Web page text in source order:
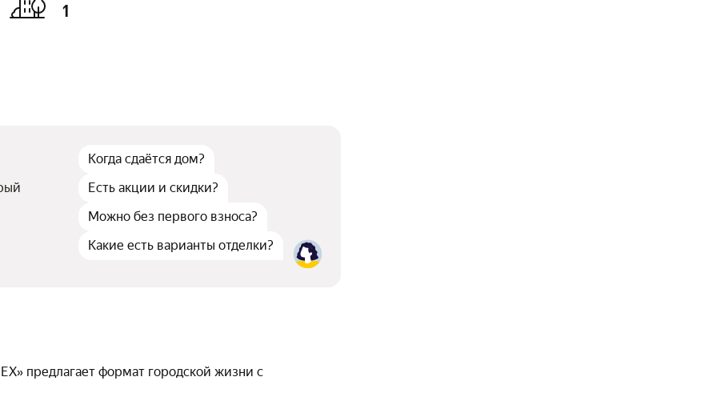
1
Число квартир
Детская площадка
Закрытая территория
Когда сдаётся дом?
Есть акции и скидки?
Можно без первого взноса?
Какие есть варианты отделки?
предлагает формат городской жизни с